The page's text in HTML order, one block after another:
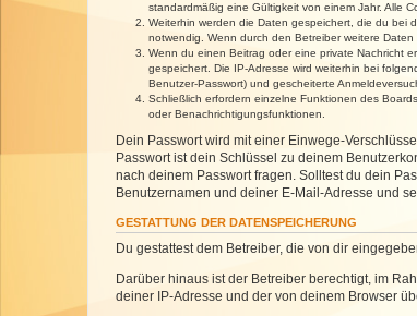
standardmäßig eine Gültigkeit von einem Jahr. Alle
Weiterhin werden die Daten gespeichert, die du bei
notwendig. Wenn durch den Betreiber weitere
Wenn du einen Beitrag oder eine private Nachricht
gespeichert. Die IP-Adresse wird weiterhin bei
Benutzer-Passwort) und gescheiterte
Schließlich erfordern einzelne Funktionen des
oder Benachrichtigungsfunktionen.
Dein Passwort wird mit einer Einwege-
Passwort ist dein Schlüssel zu deinem
nach deinem Passwort fragen. Solltest du dein
Benutzernamen und deiner E-Mail-Adresse und
GESTATTUNG DER DATENSPEICHERUNG
Du gestattest dem Betreiber, die von dir
Darüber hinaus ist der Betreiber berechtigt, im
deiner IP-Adresse und der von deinem Browser